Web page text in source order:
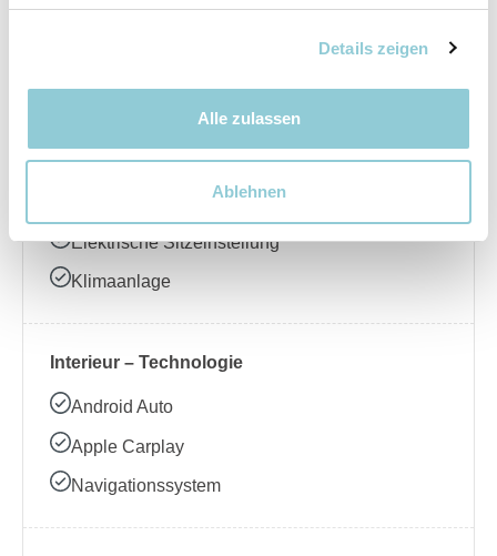
Details zeigen
Alle zulassen
Ablehnen
Interieur – Komfort
Ambientebeleuchtung
Elektrische Sitzeinstellung
Klimaanlage
Interieur – Technologie
Android Auto
Apple Carplay
Navigationssystem